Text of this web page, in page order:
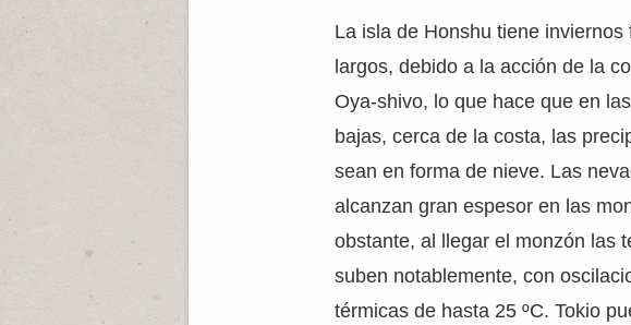
La isla de Honshu tiene inviernos
largos, debido a la acción de la
Oya-shivo, lo que hace que en
bajas, cerca de la costa, las
sean en forma de nieve. Las
alcanzan gran espesor en las
obstante, al llegar el monzón las
suben notablemente, con
térmicas de hasta 25 ºC. Tokio